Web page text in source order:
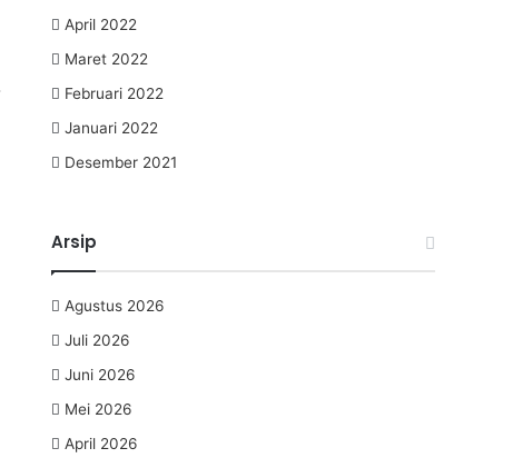
April 2022
Maret 2022
Februari 2022
Januari 2022
Desember 2021
Arsip
Agustus 2026
Juli 2026
Juni 2026
Mei 2026
April 2026